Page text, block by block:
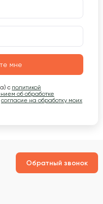
мне
с политикой
об обработке
согласие на обработку моих
Обратный звонок